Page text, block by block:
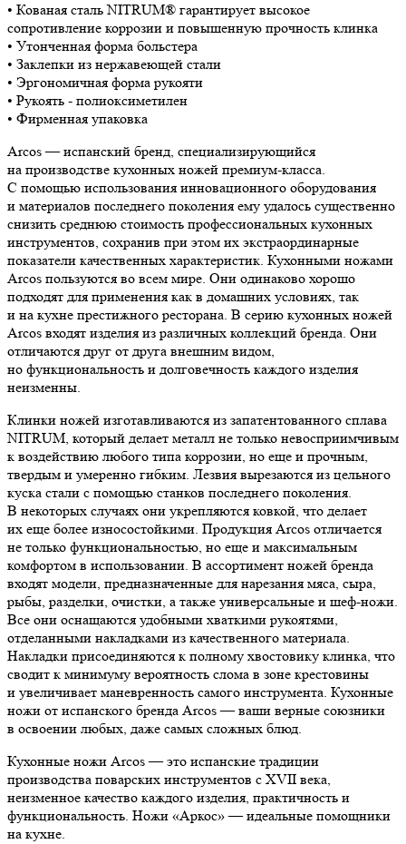
• Кованая сталь NITRUM® гарантирует высокое
сопротивление коррозии и повышенную прочность клинка
• Утонченная форма больстера
• Заклепки из нержавеющей стали
• Эргономичная форма рукояти
• Рукоять - полиоксиметилен
• Фирменная упаковка
Arcos — испанский бренд, специализирующийся
на производстве кухонных ножей премиум-класса.
С помощью использования инновационного оборудования
и материалов последнего поколения ему удалось существенно
снизить среднюю стоимость профессиональных кухонных
инструментов, сохранив при этом их экстраординарные
показатели качественных характеристик. Кухонными ножами
Arcos пользуются во всем мире. Они одинаково хорошо
подходят для применения как в домашних условиях, так
и на кухне престижного ресторана. В серию кухонных ножей
Arcos входят изделия из различных коллекций бренда. Они
отличаются друг от друга внешним видом,
но функциональность и долговечность каждого изделия
неизменны.
Клинки ножей изготавливаются из запатентованного сплава
NITRUM, который делает металл не только невосприимчивым
к воздействию любого типа коррозии, но еще и прочным,
твердым и умеренно гибким. Лезвия вырезаются из цельного
куска стали с помощью станков последнего поколения.
В некоторых случаях они укрепляются ковкой, что делает
их еще более износостойкими. Продукция Arcos отличается
не только функциональностью, но еще и максимальным
комфортом в использовании. В ассортимент ножей бренда
входят модели, предназначенные для нарезания мяса, сыра,
рыбы, разделки, очистки, а также универсальные и шеф-ножи.
Все они оснащаются удобными хваткими рукоятями,
отделанными накладками из качественного материала.
Накладки присоединяются к полному хвостовику клинка, что
сводит к минимуму вероятность слома в зоне крестовины
и увеличивает маневренность самого инструмента. Кухонные
ножи от испанского бренда Arcos — ваши верные союзники
в освоении любых, даже самых сложных блюд.
Кухонные ножи Arcos — это испанские традиции
производства поварских инструментов с XVII века,
неизменное качество каждого изделия, практичность и
функциональность. Ножи «Аркос» — идеальные помощники
на кухне.